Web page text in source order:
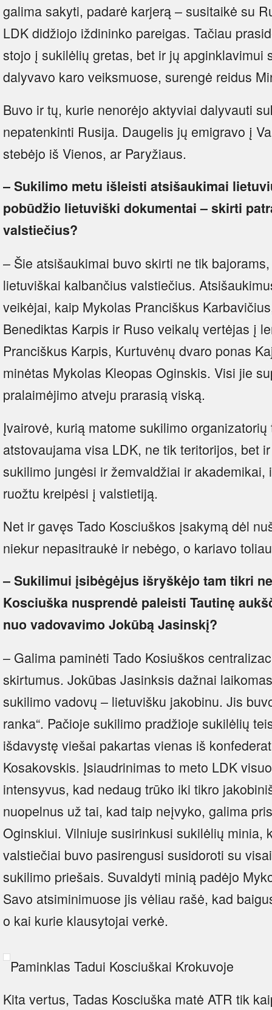
galima sakyti, padarė karjerą – susitaikė su
LDK didžiojo iždininko pareigas. Tačiau
stojo į sukilėlių gretas, bet ir jų apginklavimui
dalyvavo karo veiksmuose, surengė reidus
Buvo ir tų, kurie nenorėjo aktyviai dalyvauti
nepatenkinti Rusija. Daugelis jų emigravo į
stebėjo iš Vienos, ar Paryžiaus.
– Sukilimo metu išleisti atsišaukimai
pobūdžio lietuviški dokumentai – skirti
valstiečius?
– Šie atsišaukimai buvo skirti ne tik
lietuviškai kalbančius valstiečius.
veikėjai, kaip Mykolas Pranciškus
Benediktas Karpis ir Ruso veikalų vertėjas į
Pranciškus Karpis, Kurtuvėnų dvaro ponas
minėtas Mykolas Kleopas Oginskis. Visi jie
pralaimėjimo atveju prarasią viską.
Įvairovė, kurią matome sukilimo
atstovaujama visa LDK, ne tik teritorijos, bet
sukilimo jungėsi ir žemvaldžiai ir
ruožtu kreipėsi į valstietiją.
Net ir gavęs Tado Kosciuškos įsakymą dėl
niekur nepasitraukė ir nebėgo, o kariavo toliau
– Sukilimui įsibėgėjus išryškėjo tam tikri
Kosciuška nusprendė paleisti Tautinę
nuo vadovavimo Jokūbą Jasinskį?
– Galima paminėti Tado Kosiuškos
skirtumus. Jokūbas Jasinksis dažnai
sukilimo vadovų – lietuvišku jakobinu. Jis
ranka“. Pačioje sukilimo pradžioje sukilėlių
išdavystę viešai pakartas vienas iš
Kosakovskis. Įsiaudrinimas to meto LDK
intensyvus, kad nedaug trūko iki tikro
nuopelnus už tai, kad taip neįvyko, galima
Oginskiui. Vilniuje susirinkusi sukilėlių minia,
valstiečiai buvo pasirengusi susidoroti su
sukilimo priešais. Suvaldyti minią padėjo
Savo atsiminimuose jis vėliau rašė, kad
o kai kurie klausytojai verkė.
Paminklas Tadui Kosciuškai Krokuvoje
Kita vertus, Tadas Kosciuška matė ATR tik